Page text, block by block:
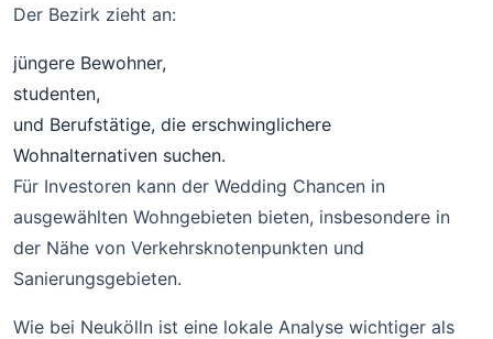
Der Bezirk zieht an:
jüngere Bewohner,
studenten,
und Berufstätige, die erschwinglichere
Wohnalternativen suchen.
Für Investoren kann der Wedding Chancen in
ausgewählten Wohngebieten bieten, insbesondere in
der Nähe von Verkehrsknotenpunkten und
Sanierungsgebieten.
Wie bei Neukölln ist eine lokale Analyse wichtiger als